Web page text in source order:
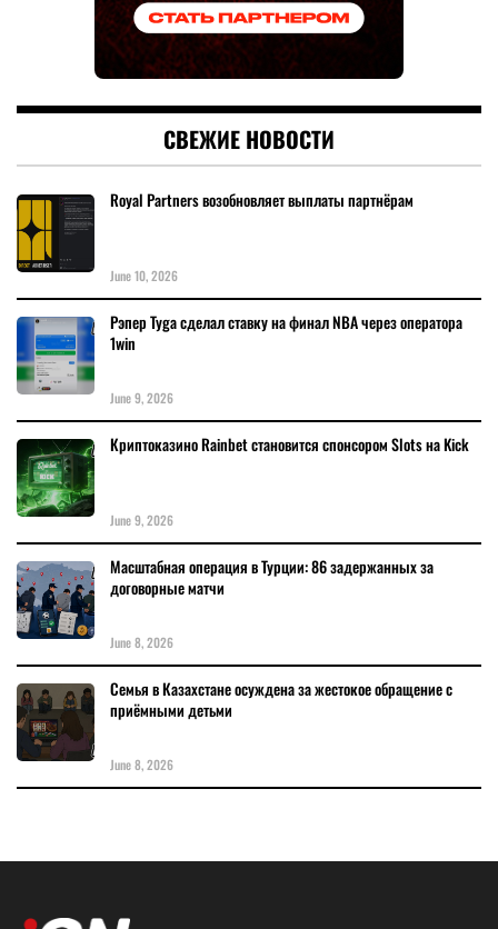
СВЕЖИЕ НОВОСТИ
Royal Partners возобновляет выплаты партнёрам
June 10, 2026
Рэпер Tyga сделал ставку на финал NBA через оператора
1win
June 9, 2026
Криптоказино Rainbet становится спонсором Slots на Kick
June 9, 2026
Масштабная операция в Турции: 86 задержанных за
договорные матчи
June 8, 2026
Семья в Казахстане осуждена за жестокое обращение с
приёмными детьми
June 8, 2026